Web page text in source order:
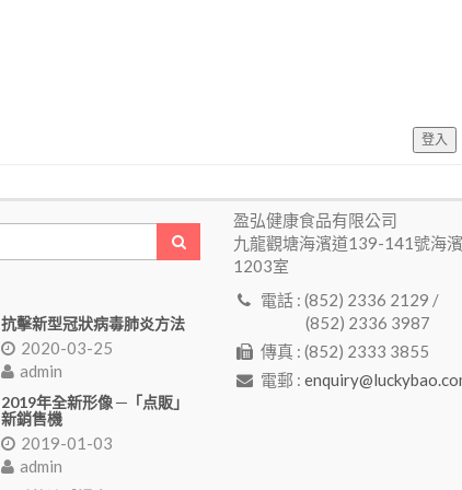
登入
抗擊新型冠狀病毒肺炎方法
2020-03-25
admin
2019年全新形像 ─「点販」
新銷售機
2019-01-03
admin
盈弘健康食品有限公司
九龍觀塘海濱道139-141號海
1203室
電話 : (852) 2336 2129 /
(852) 2336 3987
傳真 : (852) 2333 3855
電郵 :